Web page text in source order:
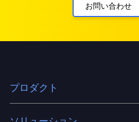
お問い合わせ
プロダクト